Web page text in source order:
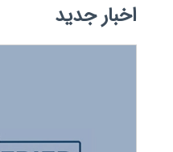
اخبار جدید